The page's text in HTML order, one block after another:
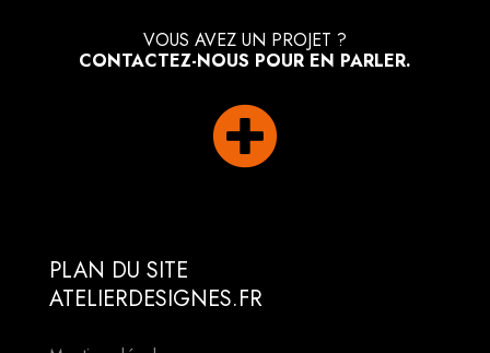
VOUS AVEZ UN PROJET ?
CONTACTEZ-NOUS POUR EN PARLER.

PLAN DU SITE
ATELIERDESIGNES.FR